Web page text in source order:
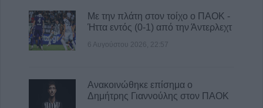
Με την πλάτη στον τοίχο ο ΠΑΟΚ -
Ήττα εντός (0-1) από την Άντερλεχτ
6 Αυγούστου 2026, 22:57
Ανακοινώθηκε επίσημα ο
Δημήτρης Γιαννούλης στον ΠΑΟΚ